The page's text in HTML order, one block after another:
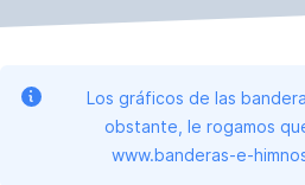
Los gráficos de las
obstante, le rogamos
www.banderas-e-